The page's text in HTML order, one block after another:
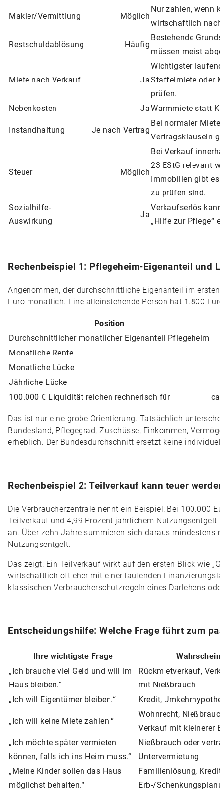
Makler/Vermittlung Möglich
Nur zahlen, wenn
wirtschaftlich
Restschuldablösung Häufig
Bestehende
müssen meist
Miete nach Verkauf Ja
Wichtigster
Staffelmiete oder
prüfen.
Nebenkosten
JaWarmmiete statt
Instandhaltung Je nach Vertrag
Bei normaler
Vertragsklauseln
Steuer Möglich
Bei Verkauf
23 EStG relevant
Immobilien gibt
zu prüfen sind.
Sozialhilfe-
Auswirkung
Ja
Verkaufserlös
„Hilfe zur Pflege“
Rechenbeispiel 1: Pflegeheim-Eigenanteil und
Angenommen, der durchschnittliche Eigenanteil im
Euro monatlich. Eine alleinstehende Person hat 1.800
Position
Durchschnittlicher monatlicher Eigenanteil Pflegeheim
Monatliche Rente
Monatliche Lücke
Jährliche Lücke
100.000 € Liquidität reichen rechnerisch für
Das ist nur eine grobe Orientierung. Tatsächlich
Bundesland, Pflegegrad, Zuschüsse, Einkommen,
erheblich. Der Bundesdurchschnitt ersetzt keine
Rechenbeispiel 2: Teilverkauf kann teuer
Die Verbraucherzentrale nennt ein Beispiel: Bei 100.000
Teilverkauf und 4,99 Prozent jährlichem
an. Über zehn Jahre summieren sich daraus mindestens
Nutzungsentgelt.
Das zeigt: Ein Teilverkauf wirkt auf den ersten Blick wie
wirtschaftlich oft eher mit einer laufenden
klassischen Verbraucherschutzregeln eines Darlehens
Entscheidungshilfe: Welche Frage führt zum
Ihre wichtigste Frage
„Ich brauche viel Geld und will im
Haus bleiben.“
Rückmietverkauf,
mit Nießbrauch
„Ich will Eigentümer bleiben.“
Kredit,
„Ich will keine Miete zahlen.“
Wohnrecht,
Verkauf mit kleinerer
„Ich möchte später vermieten
können, falls ich ins Heim muss.“
Nießbrauch oder
Untervermietung
„Meine Kinder sollen das Haus
möglichst behalten.“
Familienlösung,
Erb-/